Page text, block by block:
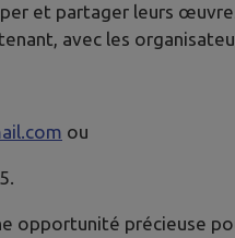
et partager leurs
avec les
ou
opportunité précieuse